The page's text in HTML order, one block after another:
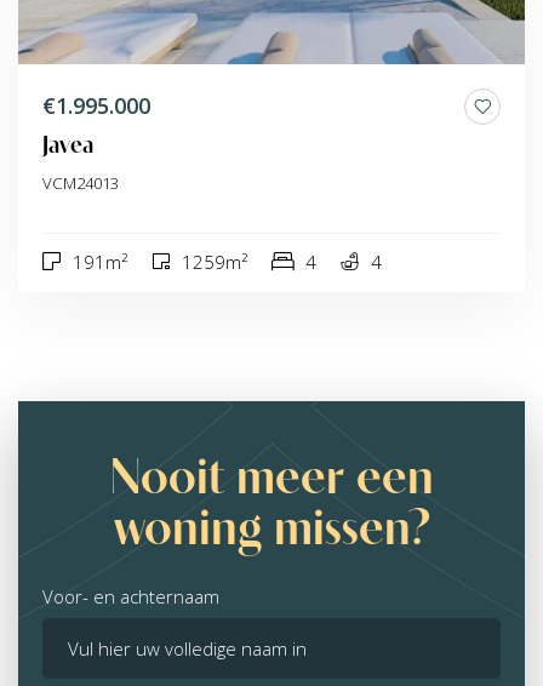
€1.995.000
Javea
VCM24013
191m² 1259m² 4 4
Nooit meer een
woning missen?
Voor- en achternaam